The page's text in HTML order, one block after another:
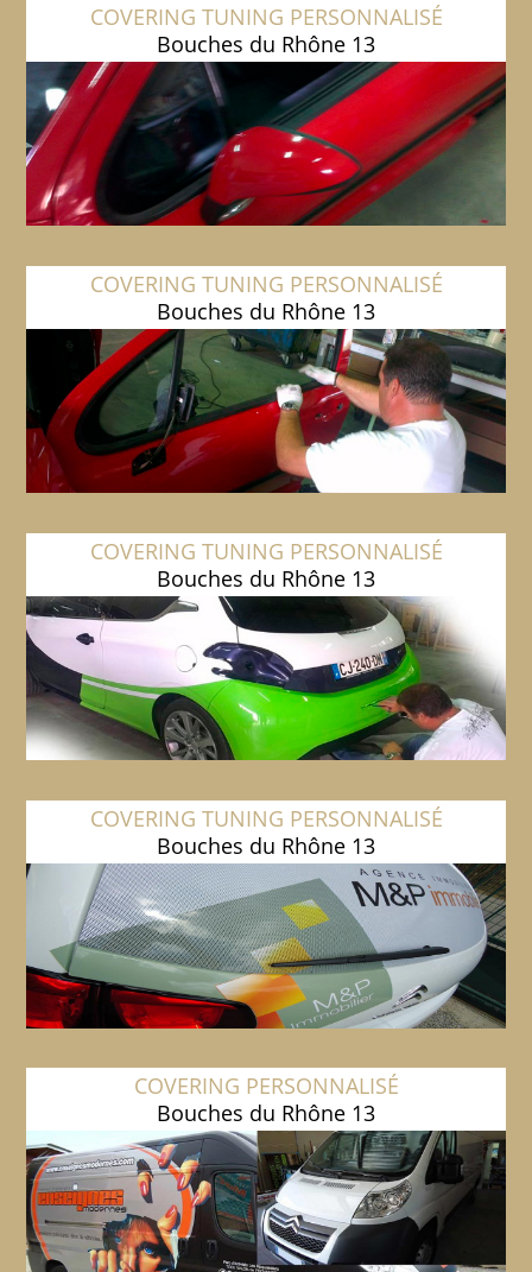
COVERING TUNING PERSONNALISÉ
Bouches du Rhône 13
COVERING TUNING PERSONNALISÉ
Bouches du Rhône 13
COVERING TUNING PERSONNALISÉ
Bouches du Rhône 13
COVERING TUNING PERSONNALISÉ
Bouches du Rhône 13
COVERING PERSONNALISÉ
Bouches du Rhône 13